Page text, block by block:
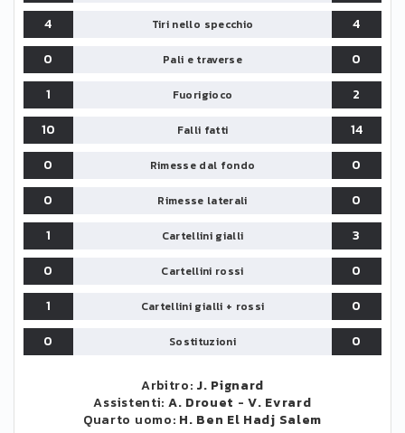
4
Tiri nello specchio
4
0
Pali e traverse
0
1
Fuorigioco
2
10
Falli fatti
14
0
Rimesse dal fondo
0
0
Rimesse laterali
0
1
Cartellini gialli
3
0
Cartellini rossi
0
1
Cartellini gialli + rossi
0
0
Sostituzioni 0
Arbitro: J. Pignard
Assistenti: A. Drouet -V. Evrard
Quarto uomo: H. Ben El Hadj Salem